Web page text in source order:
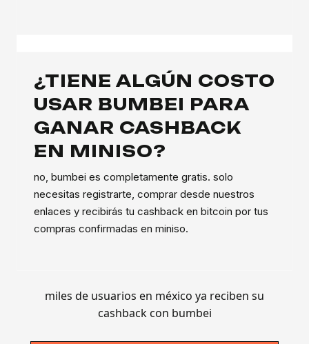
¿TIENE ALGÚN COSTO
USAR BUMBEI PARA
GANAR CASHBACK
EN MINISO?
no, bumbei es completamente gratis. solo
necesitas registrarte, comprar desde nuestros
enlaces y recibirás tu cashback en bitcoin por tus
compras confirmadas en miniso.
miles de usuarios en méxico ya reciben su
cashback con bumbei